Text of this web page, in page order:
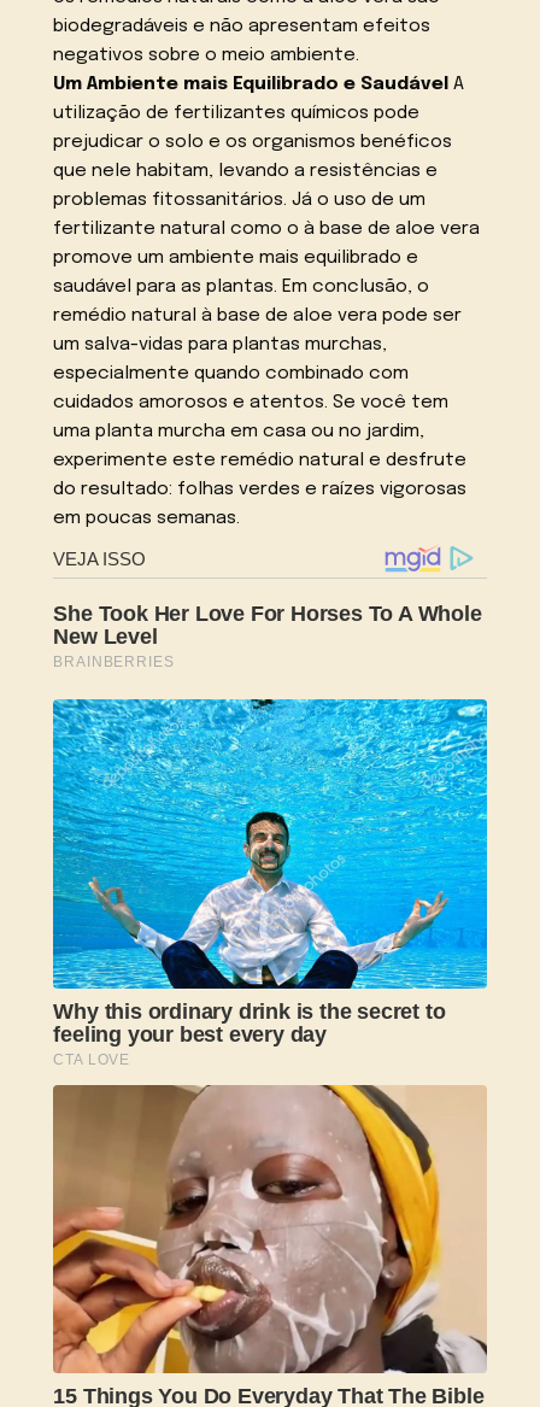
biodegradáveis e não apresentam efeitos
negativos sobre o meio ambiente.
Um Ambiente mais Equilibrado e Saudável A
utilização de fertilizantes químicos pode
prejudicar o solo e os organismos benéficos
que nele habitam, levando a resistências e
problemas fitossanitários. Já o uso de um
fertilizante natural como o à base de aloe vera
promove um ambiente mais equilibrado e
saudável para as plantas. Em conclusão, o
remédio natural à base de aloe vera pode ser
um salva-vidas para plantas murchas,
especialmente quando combinado com
cuidados amorosos e atentos. Se você tem
uma planta murcha em casa ou no jardim,
experimente este remédio natural e desfrute
do resultado: folhas verdes e raízes vigorosas
em poucas semanas.